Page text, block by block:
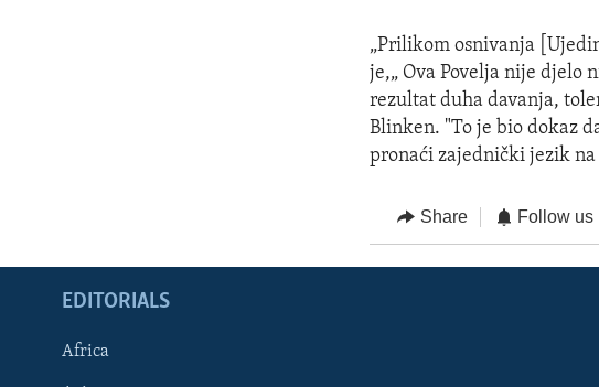
„Prilikom osnivanja
je,„ Ova Povelja nije
rezultat duha davanja,
Blinken. "To je bio dokaz
pronaći zajednički jezik
Share Follow us
EDITORIALS
Africa